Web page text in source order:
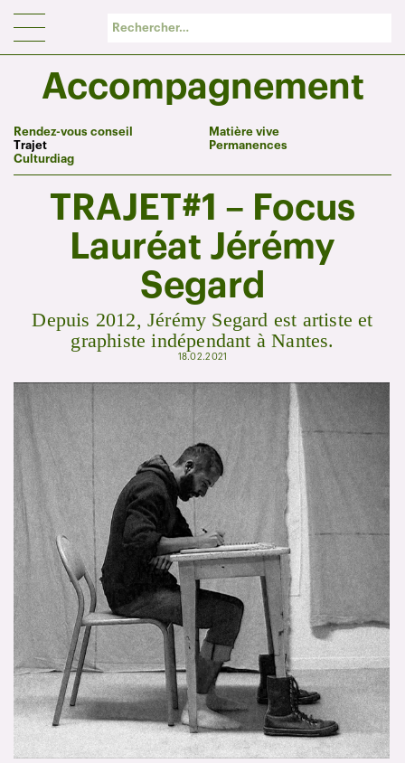
Accompagnement
Rendez-vous conseil
Trajet
Culturdiag
Matière vive
Permanences
TRAJET#1 – Focus
Lauréat Jérémy
Segard
Depuis 2012, Jérémy Segard est artiste et
graphiste indépendant à Nantes.
18.02.2021